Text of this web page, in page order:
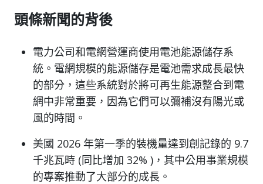
頭條新聞的背後
電力公司和電網營運商使用電池能源儲存系
統。電網規模的能源儲存是電池需求成長最快
的部分，這些系統對於將可再生能源整合到電
網中非常重要，因為它們可以彌補沒有陽光或
風的時間。
美國 2026 年第一季的裝機量達到創記錄的 9.7
千兆瓦時 (同比增加 32% )，其中公用事業規模
的專案推動了大部分的成長。